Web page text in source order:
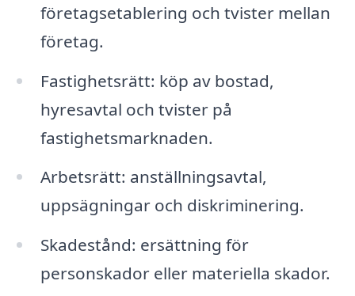
företagsetablering och tvister mellan
företag.
Fastighetsrätt: köp av bostad,
hyresavtal och tvister på
fastighetsmarknaden.
Arbetsrätt: anställningsavtal,
uppsägningar och diskriminering.
Skadestånd: ersättning för
personskador eller materiella skador.